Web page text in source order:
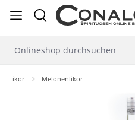
springen
Likör Melonenlikör